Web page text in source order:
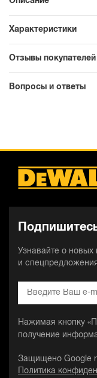
Характеристики
Отзывы покупателей
Вопросы и ответы
Узнавайте о новых
и
Нажимая кнопку
получение
Защищено Google
Политика